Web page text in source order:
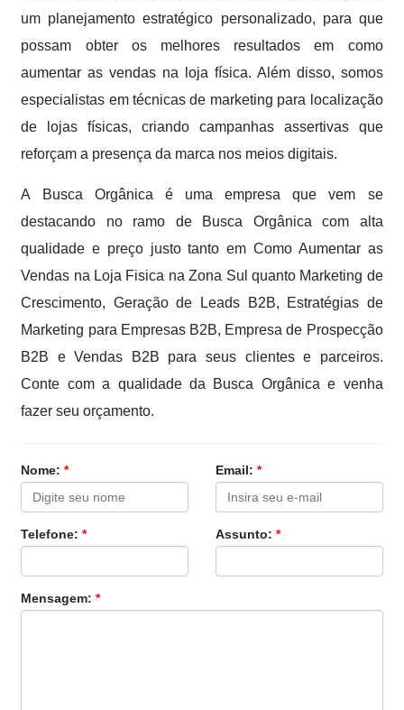
um planejamento estratégico personalizado, para que
possam obter os melhores resultados em como
aumentar as vendas na loja física. Além disso, somos
especialistas em técnicas de marketing para localização
de lojas físicas, criando campanhas assertivas que
reforçam a presença da marca nos meios digitais.
A Busca Orgânica é uma empresa que vem se
destacando no ramo de Busca Orgânica com alta
qualidade e preço justo tanto em Como Aumentar as
Vendas na Loja Fisica na Zona Sul quanto Marketing de
Crescimento, Geração de Leads B2B, Estratégias de
Marketing para Empresas B2B, Empresa de Prospecção
B2B e Vendas B2B para seus clientes e parceiros.
Conte com a qualidade da Busca Orgânica e venha
fazer seu orçamento.
Nome:* Email: *
Telefone:* Assunto: *
Mensagem:*